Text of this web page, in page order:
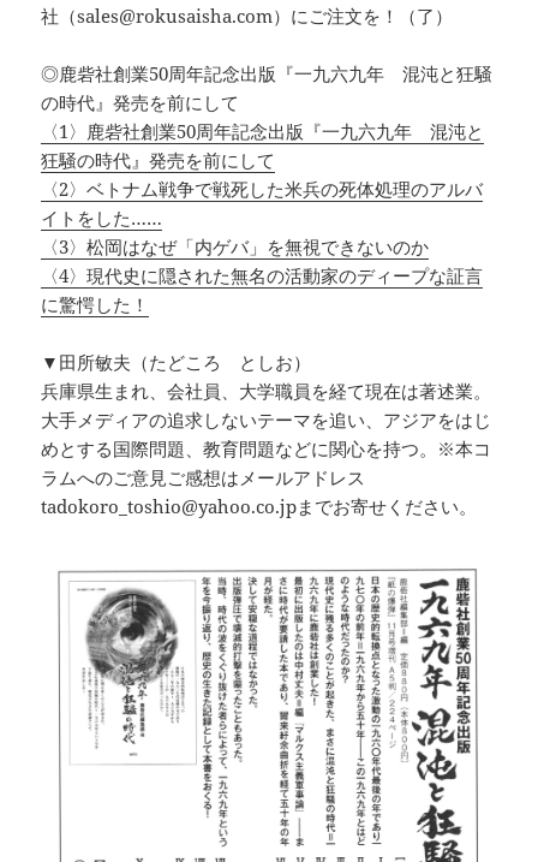
社（sales@rokusaisha.com）にご注文を！（了）
◎鹿砦社創業50周年記念出版『一九六九年 混沌と狂騒
の時代』発売を前にして
〈1〉鹿砦社創業50周年記念出版『一九六九年 混沌と
狂騒の時代』発売を前にして
〈2〉ベトナム戦争で戦死した米兵の死体処理のアルバ
イトをした……
〈3〉松岡はなぜ「内ゲバ」を無視できないのか
〈4〉現代史に隠された無名の活動家のディープな証言
に驚愕した！
▼田所敏夫（たどころ としお）
兵庫県生まれ、会社員、大学職員を経て現在は著述業。
大手メディアの追求しないテーマを追い、アジアをはじ
めとする国際問題、教育問題などに関心を持つ。※本コ
ラムへのご意見ご感想はメールアドレス
tadokoro_toshio@yahoo.co.jpまでお寄せください。